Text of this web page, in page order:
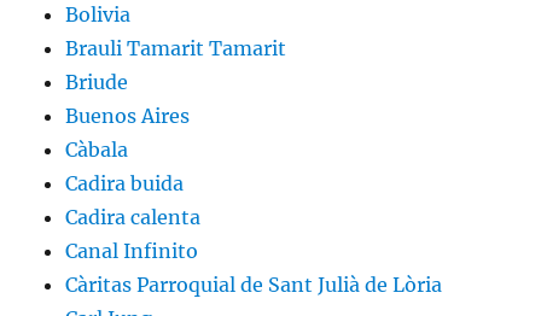
Bolivia
Brauli Tamarit Tamarit
Briude
Buenos Aires
Càbala
Cadira buida
Cadira calenta
Canal Infinito
Càritas Parroquial de Sant Julià de Lòria